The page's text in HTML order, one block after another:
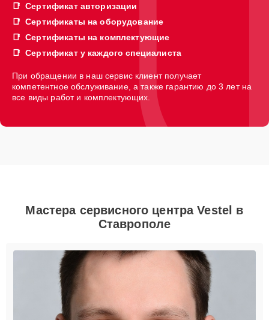
Сертификат авторизации
Сертификаты на оборудование
Сертификаты на комплектующие
Сертификат у каждого специалиста
При обращении в наш сервис клиент получает
компетентное обслуживание, а также гарантию до 3 лет на
все виды работ и комплектующих.
Мастера сервисного центра Vestel в
Ставрополе